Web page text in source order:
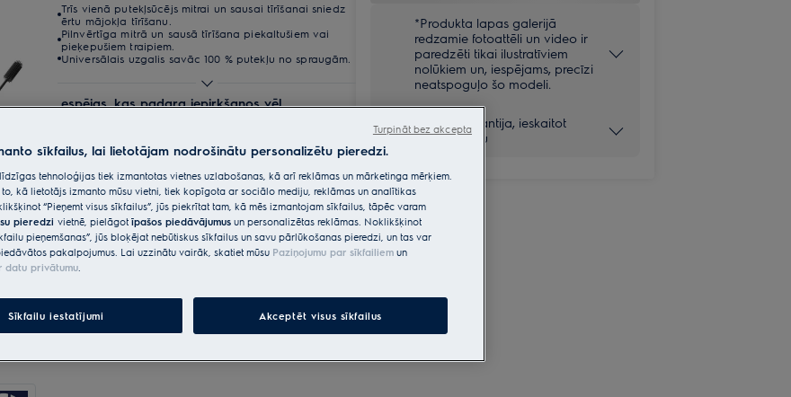
Trīs vienā putekļsūcējs mitrai un sausai tīrīšanai sniedz
ērtu mājokļa tīrīšanu.
Pilnvērtīga mitrā un sausā tīrīšana piekaltušiem vai
pieķepušiem traipiem.
Universālais uzgalis savāc 100 % putekļu no spraugām.
Iespējas, kas padara iepirkšanos vēl
€15 Bez maksas
Sirdsmiers ir iekļauts Bez maksas
*Produkta lapas galerijā
redzamie fotoattēli un video ir
paredzēti tikai ilustratīviem
nolūkiem un, iespējams, precīzi
neatspoguļo šo modeli.
2 gadu garantija, ieskaitot
akumulatoru
sīkfailus, lai lietotājam nodrošinātu personalizētu pieredzi.
tehnoloģijas tiek izmantotas vietnes uzlabošanas, kā arī reklāmas un mārketinga mērķiem.
kā lietotājs izmanto mūsu vietni, tiek kopīgota ar sociālo mediju, reklāmas un analītikas
“Pieņemt visus sīkfailus”, jūs piekrītat tam, kā mēs izmantojam sīkfailus, tāpēc varam
pieredzi vietnē, pielāgot īpašos piedāvājumus un personalizētas reklāmas. Noklikšķinot
pieņemšanas”, jūs bloķējat nebūtiskus sīkfailus un savu pārlūkošanas pieredzi, un tas var
pakalpojumus. Lai uzzinātu vairāk, skatiet mūsu Paziņojumu par sīkfailiem un
datu privātumu.
Sīkfailu iestatījumi Akceptēt visus sīkfailus
Turpināt bez akcepta